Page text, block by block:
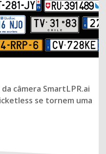
câmera SmartLPR.ai
se tornem uma